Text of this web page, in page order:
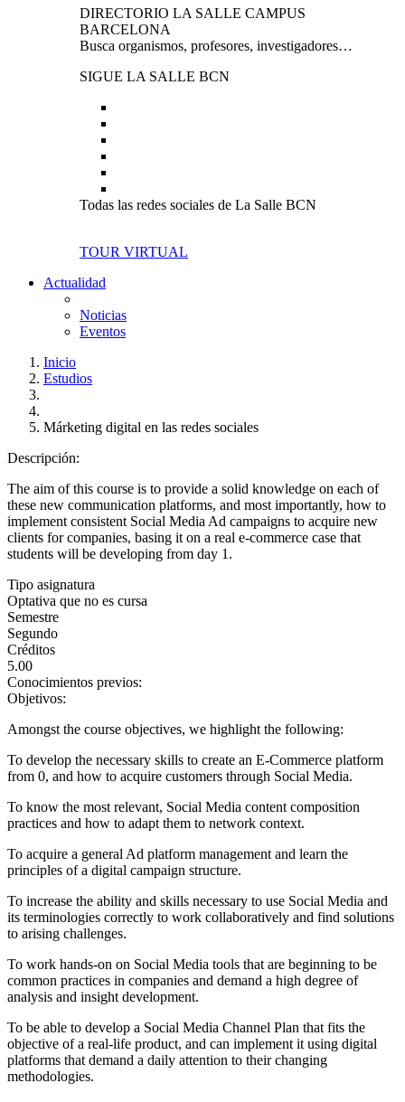
DIRECTORIO LA SALLE CAMPUS
BARCELONA
Busca organismos, profesores, investigadores…
SIGUE LA SALLE BCN
Todas las redes sociales de La Salle BCN
TOUR VIRTUAL
Actualidad
Noticias
Eventos
Inicio
Estudios
Márketing digital en las redes sociales
Descripción:
The aim of this course is to provide a solid knowledge on each of
these new communication platforms, and most importantly, how to
implement consistent Social Media Ad campaigns to acquire new
clients for companies, basing it on a real e-commerce case that
students will be developing from day 1.
Tipo asignatura
Optativa que no es cursa
Semestre
Segundo
Créditos
5.00
Conocimientos previos:
Objetivos:
Amongst the course objectives, we highlight the following:
To develop the necessary skills to create an E-Commerce platform
from 0, and how to acquire customers through Social Media.
To know the most relevant, Social Media content composition
practices and how to adapt them to network context.
To acquire a general Ad platform management and learn the
principles of a digital campaign structure.
To increase the ability and skills necessary to use Social Media and
its terminologies correctly to work collaboratively and find solutions
to arising challenges.
To work hands-on on Social Media tools that are beginning to be
common practices in companies and demand a high degree of
analysis and insight development.
To be able to develop a Social Media Channel Plan that fits the
objective of a real-life product, and can implement it using digital
platforms that demand a daily attention to their changing
methodologies.